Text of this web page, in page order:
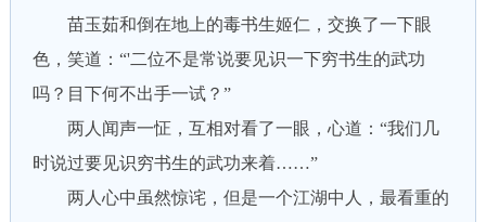
苗玉茹和倒在地上的毒书生姬仁，交换了一下眼
色，笑道：“'二位不是常说要见识一下穷书生的武功
吗？目下何不出手一试？”
两人闻声一怔，互相对看了一眼，心道：“我们几
时说过要见识穷书生的武功来着……”
两人心中虽然惊诧，但是一个江湖中人，最看重的